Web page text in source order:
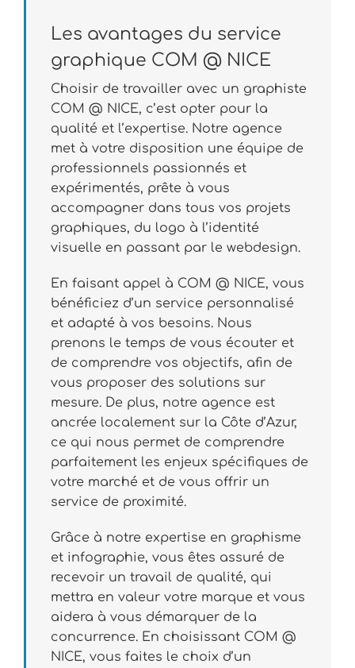
Les avantages du service
graphique COM @ NICE
Choisir de travailler avec un graphiste
COM @ NICE, c’est opter pour la
qualité et l’expertise. Notre agence
met à votre disposition une équipe de
professionnels passionnés et
expérimentés, prête à vous
accompagner dans tous vos projets
graphiques, du logo à l’identité
visuelle en passant par le webdesign.
En faisant appel à COM @ NICE, vous
bénéficiez d’un service personnalisé
et adapté à vos besoins. Nous
prenons le temps de vous écouter et
de comprendre vos objectifs, afin de
vous proposer des solutions sur
mesure. De plus, notre agence est
ancrée localement sur la Côte d’Azur,
ce qui nous permet de comprendre
parfaitement les enjeux spécifiques de
votre marché et de vous offrir un
service de proximité.
Grâce à notre expertise en graphisme
et infographie, vous êtes assuré de
recevoir un travail de qualité, qui
mettra en valeur votre marque et vous
aidera à vous démarquer de la
concurrence. En choisissant COM @
NICE, vous faites le choix d’un